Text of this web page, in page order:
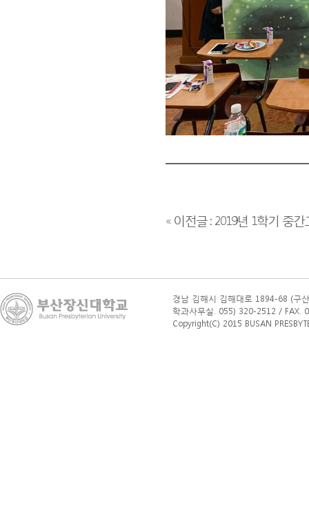
« 이전글 : 2019년 1학기 중
경남 김해시 김해대로 1894-68 (구
학과사무실. 055) 320-2512 / FAX.
Copyright(C) 2015 BUSAN